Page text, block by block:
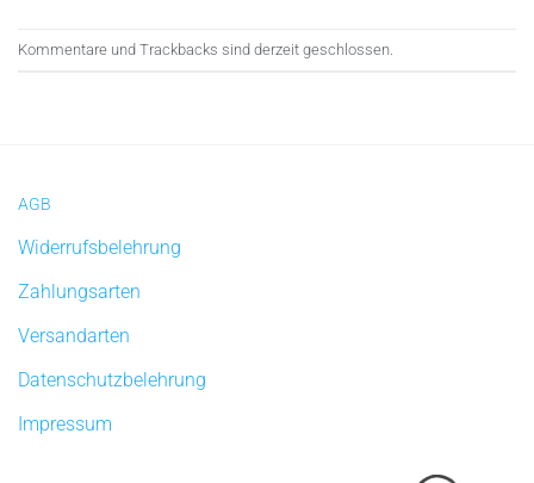
Kommentare und Trackbacks sind derzeit geschlossen.
AGB
Widerrufsbelehrung
Zahlungsarten
Versandarten
Datenschutzbelehrung
Impressum